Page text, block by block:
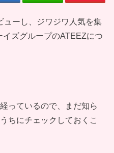
ューし、ジワジワ人気を集
ズグループのATEEZにつ
っているので、まだ知ら
ちにチェックしておくこ